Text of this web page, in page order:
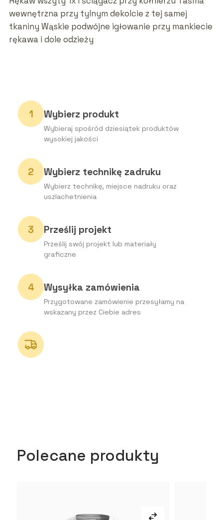
wewnętrzna przy tylnym dekolcie z tej samej
tkaniny Wąskie podwójne igłowanie przy mankiecie
rękawa i dole odzieży
Wybierz produkt
Wybieraj spośród dziesiątek produktów
wysokiej jakości
Wybierz technikę zadruku
Wybierz technikę, miejsce nadruku oraz
uszlachetnienia
Prześlij projekt
Prześlij swój projekt lub materiały
graficzne
Wysyłka zamówienia
Przygotowane zamówienie przesyłamy na
wskazany przez Ciebie adres
Polecane produkty